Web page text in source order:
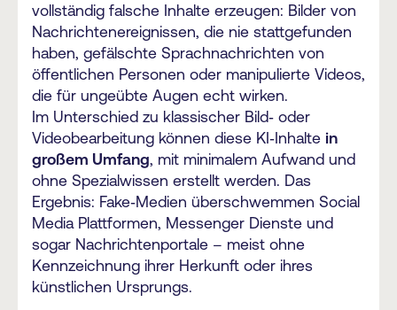
vollständig falsche Inhalte erzeugen: Bilder von
Nachrichtenereignissen, die nie stattgefunden
haben, gefälschte Sprachnachrichten von
öffentlichen Personen oder manipulierte Videos,
die für ungeübte Augen echt wirken.
Im Unterschied zu klassischer Bild‑ oder
Videobearbeitung können diese KI‑Inhalte in
großem Umfang, mit minimalem Aufwand und
ohne Spezialwissen erstellt werden. Das
Ergebnis: Fake‑Medien überschwemmen Social
Media Plattformen, Messenger Dienste und
sogar Nachrichtenportale – meist ohne
Kennzeichnung ihrer Herkunft oder ihres
künstlichen Ursprungs.